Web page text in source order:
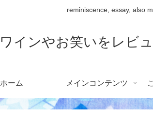
reminiscence, essay, also
ワインやお笑いをレビ
ホーム メインコンテンツ